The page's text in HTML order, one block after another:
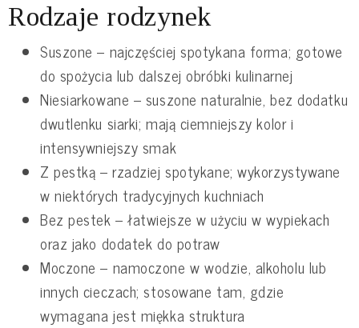
Rodzaje rodzynek
Suszone – najczęściej spotykana forma; gotowe
do spożycia lub dalszej obróbki kulinarnej
Niesiarkowane – suszone naturalnie, bez dodatku
dwutlenku siarki; mają ciemniejszy kolor i
intensywniejszy smak
Z pestką – rzadziej spotykane; wykorzystywane
w niektórych tradycyjnych kuchniach
Bez pestek – łatwiejsze w użyciu w wypiekach
oraz jako dodatek do potraw
Moczone – namoczone w wodzie, alkoholu lub
innych cieczach; stosowane tam, gdzie
wymagana jest miękka struktura